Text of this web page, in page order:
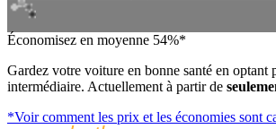
Économisez en moyenne 54%*
Gardez votre voiture en bonne santé en optant
intermédiaire. Actuellement à partir de
*Voir comment les prix et les économies sont